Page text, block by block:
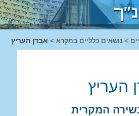
> נושאים כלליים במקרא > אבדן העריץ
העריץ
המקרית